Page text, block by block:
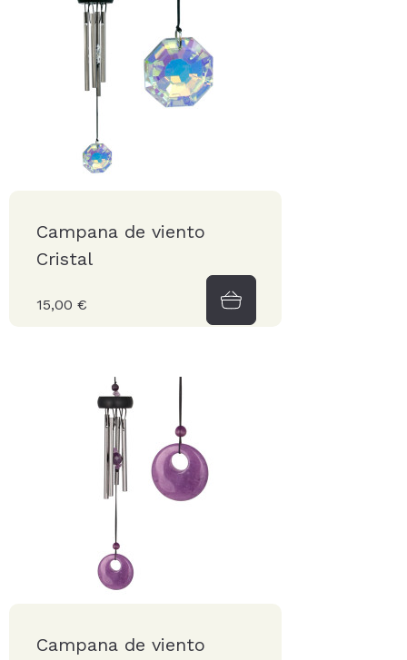
Campana de viento
Cristal
15,00 €
Campana de viento